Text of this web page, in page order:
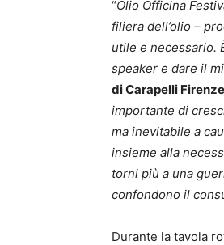
“Olio Officina
filiera dell’olio –
utile e necessario.
speaker e dare il
di Carapelli
importante di
ma inevitabile a
insieme alla
torni più a una
confondono il
Durante la tavola